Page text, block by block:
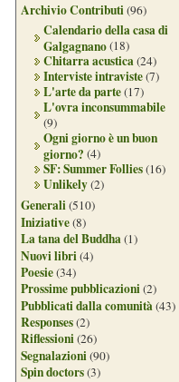
Archivio Contributi(96)
Calendario della casa di
Galgagnano(18)
Chitarra acustica(24)
Interviste intraviste(7)
L'arte da parte(17)
L'ovra inconsummabile
(9)
Ogni giorno è un buon
giorno? (4)
SF: Summer Follies(16)
Unlikely(2)
Generali(510)
Iniziative(8)
La tana del Buddha(1)
Nuovi libri(4)
Poesie(34)
Prossime pubblicazioni(2)
Pubblicati dalla comunità(43)
Responses(2)
Riflessioni(26)
Segnalazioni(90)
Spin doctors(3)